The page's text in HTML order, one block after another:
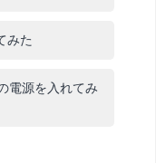
みた
電源を入れてみ